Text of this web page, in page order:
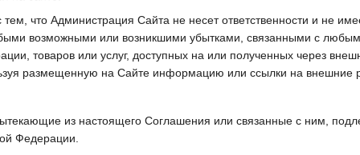
тем, что Администрация Сайта не несет ответственности и не
возможными или возникшими убытками, связанными с
товаров или услуг, доступных на или полученных через
размещенную на Сайте информацию или ссылки на внешние
из настоящего Соглашения или связанные с ним,
Федерации.